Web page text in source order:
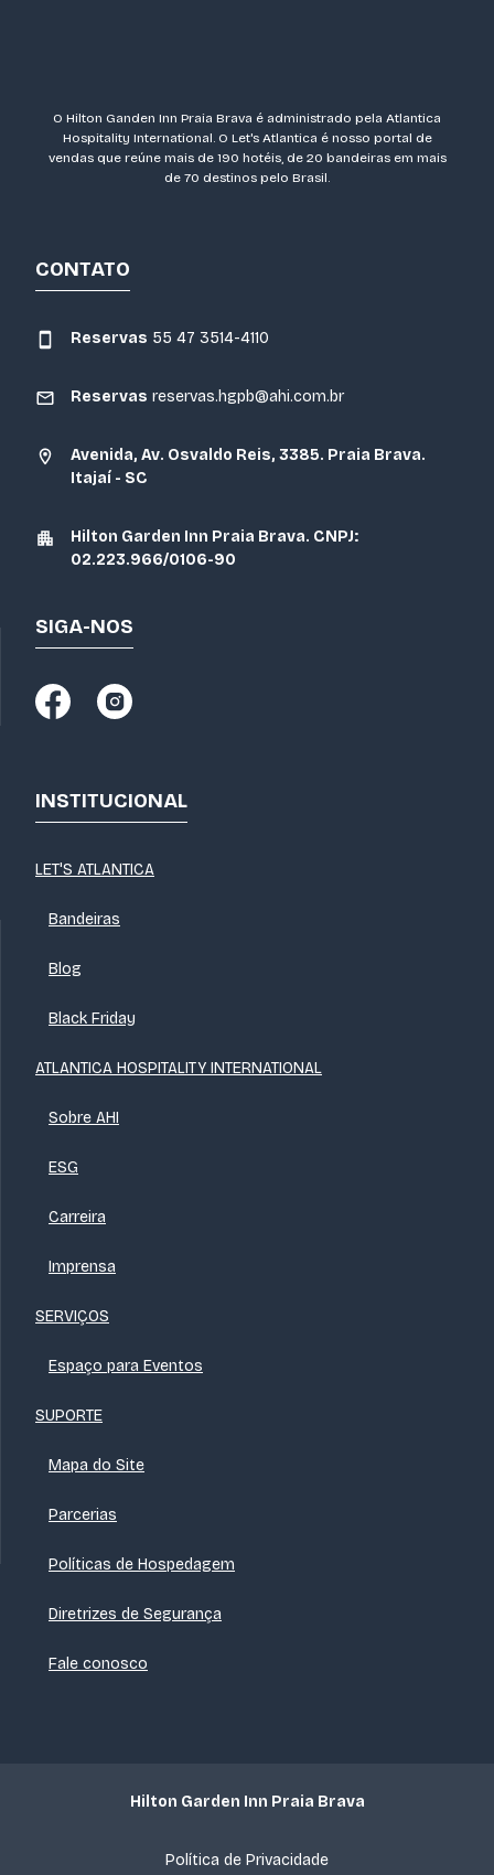
O Hilton Ganden Inn Praia Brava é administrado pela Atlantica
Hospitality International. O Let's Atlantica é nosso portal de
vendas que reúne mais de 190 hotéis, de 20 bandeiras em mais
de 70 destinos pelo Brasil.
CONTATO
Reservas 55 47 3514-4110
Reservas reservas.hgpb@ahi.com.br
Avenida, Av. Osvaldo Reis, 3385. Praia Brava.
Itajaí - SC
Hilton Garden Inn Praia Brava. CNPJ:
02.223.966/0106-90
SIGA-NOS
INSTITUCIONAL
LET'S ATLANTICA
Bandeiras
Blog
Black Friday
ATLANTICA HOSPITALITY INTERNATIONAL
Sobre AHI
ESG
Carreira
Imprensa
SERVIÇOS
Espaço para Eventos
SUPORTE
Mapa do Site
Parcerias
Políticas de Hospedagem
Diretrizes de Segurança
Fale conosco
Hilton Garden Inn Praia Brava
Política de Privacidade